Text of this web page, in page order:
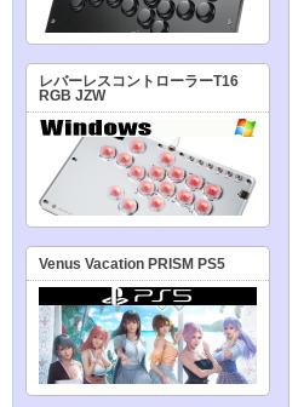
レバーレスコントローラーT16
RGB JZW
Venus Vacation PRISM PS5